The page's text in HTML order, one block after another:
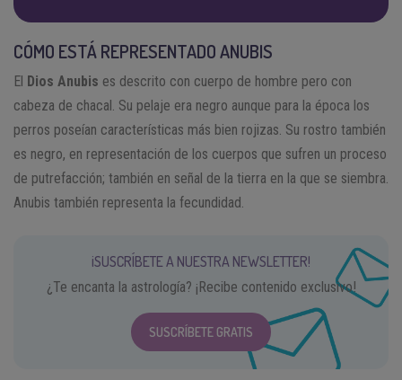
CÓMO ESTÁ REPRESENTADO ANUBIS
El Dios Anubis es descrito con cuerpo de hombre pero con
cabeza de chacal. Su pelaje era negro aunque para la época los
perros poseían características más bien rojizas. Su rostro también
es negro, en representación de los cuerpos que sufren un proceso
de putrefacción; también en señal de la tierra en la que se siembra.
Anubis también representa la fecundidad.
¡SUSCRÍBETE A NUESTRA NEWSLETTER!
¿Te encanta la astrología? ¡Recibe contenido exclusivo!
SUSCRÍBETE GRATIS